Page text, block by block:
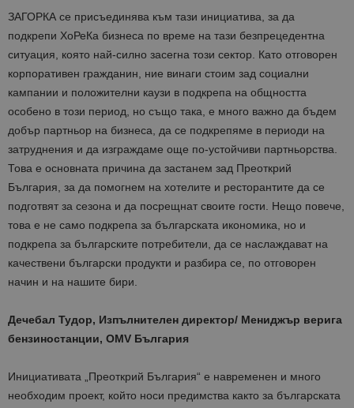
ЗАГОРКА се присъединява към тази инициатива, за да
подкрепи ХоРеКа бизнеса по време на тази безпрецедентна
ситуация, която най-силно засегна този сектор. Като отговорен
корпоративен гражданин, ние винаги стоим зад социални
кампании и положителни каузи в подкрепа на общността
особено в този период, но също така, е много важно да бъдем
добър партньор на бизнеса, да се подкрепяме в периоди на
затруднения и да изграждаме още по-устойчиви партньорства.
Това е основната причина да застанем зад Преоткрий
България, за да помогнем на хотелите и ресторантите да се
подготвят за сезона и да посрещнат своите гости. Нещо повече,
това е не само подкрепа за българската икономика, но и
подкрепа за българските потребители, да се наслаждават на
качествени български продукти и разбира се, по отговорен
начин и на нашите бири.
Дечебал Тудор, Изпълнителен директор/ Мениджър верига
бензиностанции, OMV България
Инициативата „Преоткрий България“ е навременен и много
необходим проект, който носи предимства както за българската